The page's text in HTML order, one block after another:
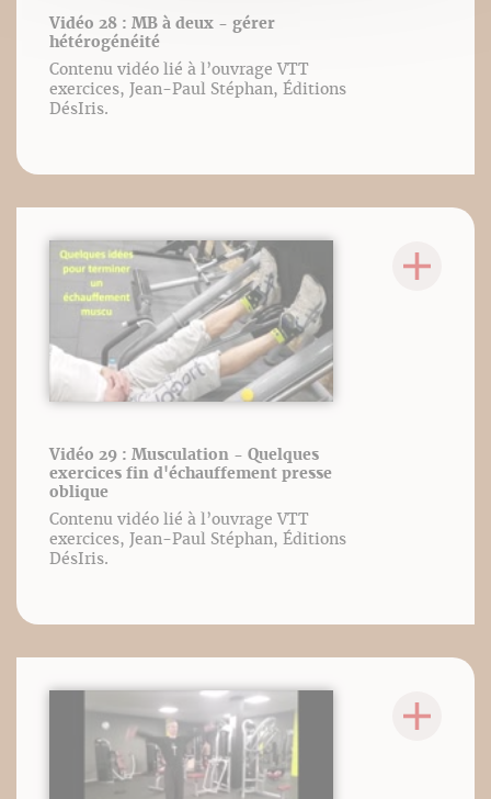
Vidéo 28 : MB à deux - gérer
hétérogénéité
Contenu vidéo lié à l’ouvrage VTT
exercices, Jean-Paul Stéphan, Éditions
DésIris.
Vidéo 29 : Musculation - Quelques
exercices fin d'échauffement presse
oblique
Contenu vidéo lié à l’ouvrage VTT
exercices, Jean-Paul Stéphan, Éditions
DésIris.